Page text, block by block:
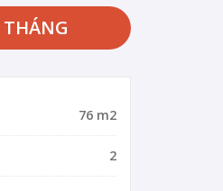
76 m2
2